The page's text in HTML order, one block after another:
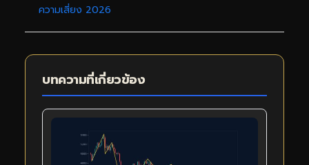
ความเสี่ยง 2026
บทความที่เกี่ยวข้อง